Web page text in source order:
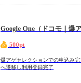
Google One（ドコモ｜爆
500pt
爆アゲセレクションでの申込み
へ遷移し利用登録完了